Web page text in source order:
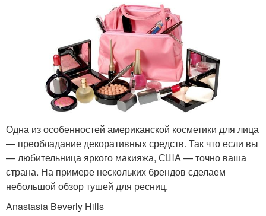
Одна из особенностей американской косметики для лица
— преобладание декоративных средств. Так что если вы
— любительница яркого макияжа, США — точно ваша
страна. На примере нескольких брендов сделаем
небольшой обзор тушей для ресниц.
Anastasia Beverly Hills